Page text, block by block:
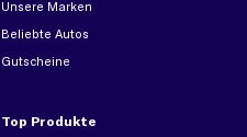
Unsere Marken
Beliebte Autos
Gutscheine
Top Produkte